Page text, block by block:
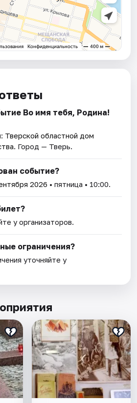
Во имя тебя, Родина!
Тверской областной дом
. Город — Тверь.
событие?
2026 • пятница • 10:00.
у организаторов.
ограничения?
уточняйте у